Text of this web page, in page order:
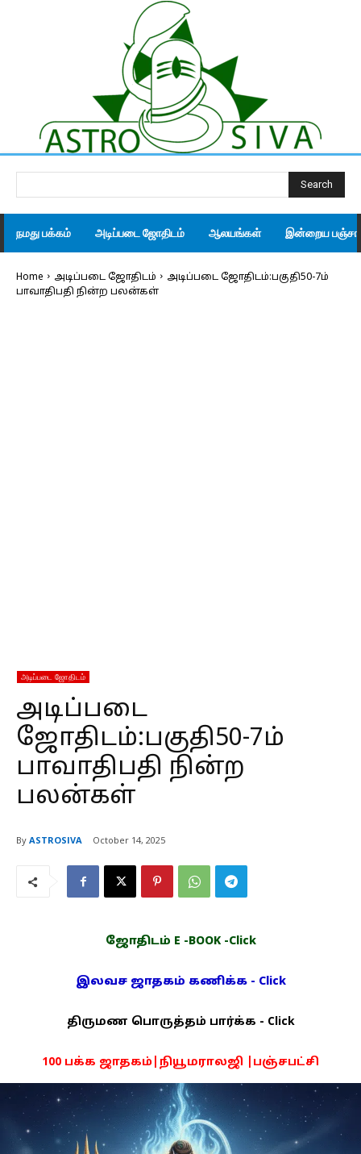
Search
நமது பக்கம் அடிப்படை ஜோதிடம் ஆலயங்கள் இன்றைய
Home அடிப்படை ஜோதிடம்
அடிப்படை ஜோதிடம்:பகுதி50-7ம்
பாவாதிபதி நின்ற பலன்கள்
அடிப்படை ஜோதிடம்
அடிப்படை
ஜோதிடம்:பகுதி50-7ம்
பாவாதிபதி நின்ற
பலன்கள்
By ASTROSIVA October 14, 2025
ஜோதிடம் E -BOOK -Click
இலவச ஜாதகம் கணிக்க - Click
திருமண பொருத்தம் பார்க்க - Click
100 பக்க ஜாதகம்|நியூமராலஜி |பஞ்சபட்சி
PDF -72மட்டும் -Click